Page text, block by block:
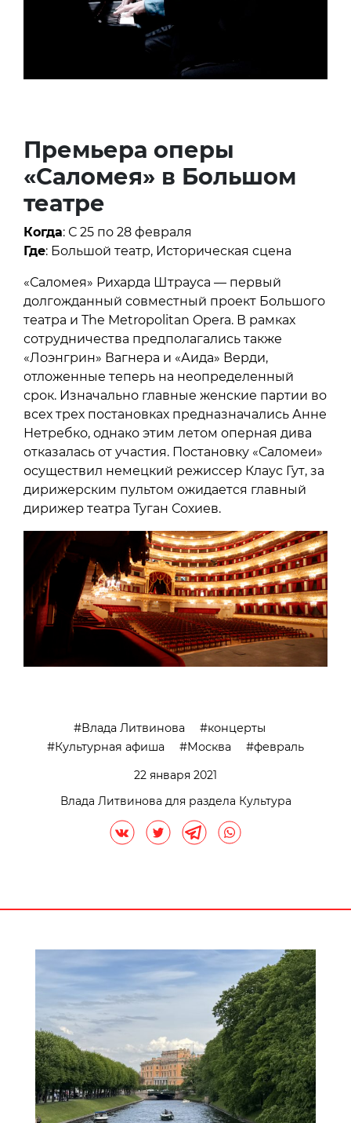
Премьера оперы
«Саломея» в Большом
театре
Когда: С 25 по 28 февраля
Где: Большой театр, Историческая сцена
«Саломея» Рихарда Штрауса — первый
долгожданный совместный проект Большого
театра и The Metropolitan Opera. В рамках
сотрудничества предполагались также
«Лоэнгрин» Вагнера и «Аида» Верди,
отложенные теперь на неопределенный
срок. Изначально главные женские партии во
всех трех постановках предназначались Анне
Нетребко, однако этим летом оперная дива
отказалась от участия. Постановку «Саломеи»
осуществил немецкий режиссер Клаус Гут, за
дирижерским пультом ожидается главный
дирижер театра Туган Сохиев.
Влада Литвинова
концерты
Культурная афиша
Москва
февраль
22 января 2021
Влада Литвинова для раздела Культура